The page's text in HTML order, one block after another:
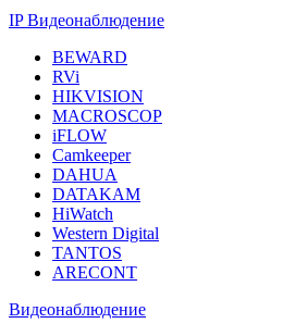
IP Видеонаблюдение
BEWARD
RVi
HIKVISION
MACROSCOP
iFLOW
Camkeeper
DAHUA
DATAKAM
HiWatch
Western Digital
TANTOS
ARECONT
Видеонаблюдение